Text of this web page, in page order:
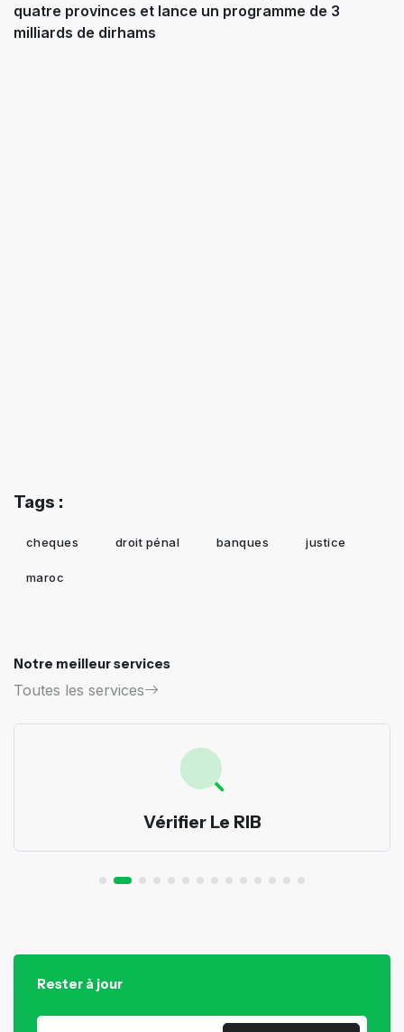
quatre provinces et lance un programme de 3
milliards de dirhams
Tags :
cheques droit pénal banques justice
maroc
Notre meilleur services
Toutes les services
Vérifier Le RIB
Rester à jour